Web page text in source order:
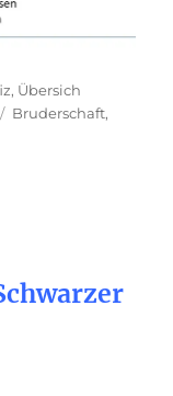
, Übersich
Schlagwörter
Bruderschaft,